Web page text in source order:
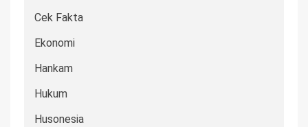
Cek Fakta
Ekonomi
Hankam
Hukum
Husonesia